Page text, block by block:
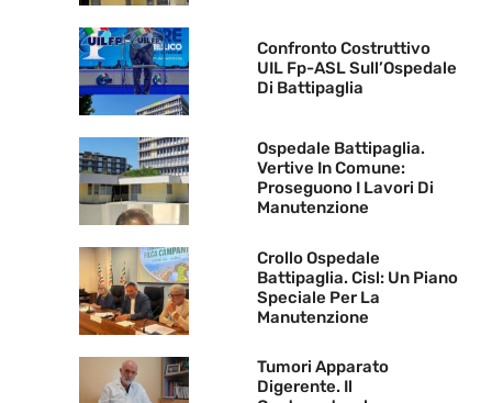
Confronto Costruttivo
UIL Fp-ASL Sull’Ospedale
Di Battipaglia
Ospedale Battipaglia.
Vertive In Comune:
Proseguono I Lavori Di
Manutenzione
Crollo Ospedale
Battipaglia. Cisl: Un Piano
Speciale Per La
Manutenzione
Tumori Apparato
Digerente. Il